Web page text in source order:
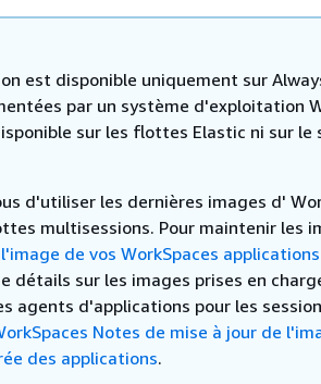
est disponible uniquement sur
par un système d'exploitation
sur les flottes Elastic ni sur
d'utiliser les dernières images d'
multisessions. Pour maintenir les
de vos WorkSpaces
détails sur les images prises en
agents d'applications pour les
Notes de mise à jour de
des applications.